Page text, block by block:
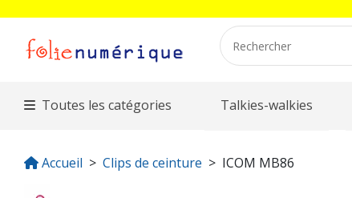
Toutes les catégories Talkies-walkies
Accueil Clips de ceinture ICOM MB86